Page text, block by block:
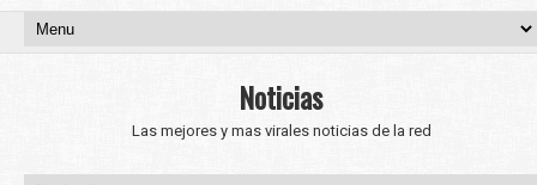
Noticias
Las mejores y mas virales noticias de la red